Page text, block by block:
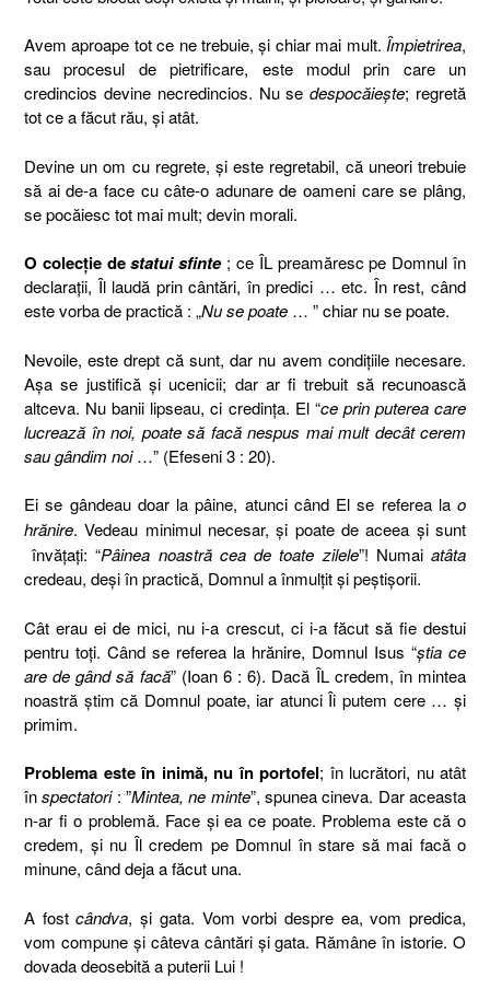
Avem aproape tot ce ne trebuie, şi chiar mai mult. Împietrirea,
sau procesul de pietrificare, este modul prin care un
credincios devine necredincios. Nu sedespocăieşte; regretă
tot ce a făcut rău, şi atât.
Devine un om cu regrete, şi este regretabil, că uneori trebuie
să ai de-a face cu câte-o adunare de oameni care se plâng,
se pocăiesc tot mai mult; devin morali.
O colecţie destatui sfinte; ce ÎL preamăresc pe Domnul în
declaraţii, Îl laudă prin cântări, în predici … etc. În rest, când
este vorba de practică : „Nu se poate … ” chiar nu se poate.
Nevoile, este drept că sunt, dar nu avem condiţiile necesare.
Aşa se justifică şi ucenicii; dar ar fi trebuit să recunoască
altceva. Nu banii lipseau, ci credinţa. El “ce prin puterea care
lucrează în noi, poate să facă nespus mai mult decât cerem
sau gândim noi…” (Efeseni 3 : 20).
Ei se gândeau doar la pâine, atunci când El se referea la o
hrănire. Vedeau minimul necesar, şi poate de aceea şisunt
învăţaţi: “Pâinea noastră cea de toate zilele”! Numaiatâta
credeau, deşi în practică, Domnul a înmulţit şi peştişorii.
Cât erau ei de mici, nu i-a crescut, ci i-a făcut să fie destui
pentru toţi. Când se referea la hrănire, Domnul Isus “ştia ce
are de gând să facă” (Ioan 6 : 6). Dacă ÎL credem, în mintea
noastră ştim că Domnul poate, iar atunci Îi putem cere … şi
primim.
Problema este în inimă, nu în portofel; în lucrători, nu atât
înspectatori : ”Mintea, ne minte”, spunea cineva. Dar aceasta
n-ar fi o problemă. Face şi ea ce poate. Problema este că o
credem, şi nu Îl credem pe Domnul în stare să mai facă o
minune, când deja a făcut una.
A fostcândva, şi gata. Vom vorbi despre ea, vom predica,
vom compune şi câteva cântări şi gata. Rămâne în istorie. O
dovada deosebită a puterii Lui !